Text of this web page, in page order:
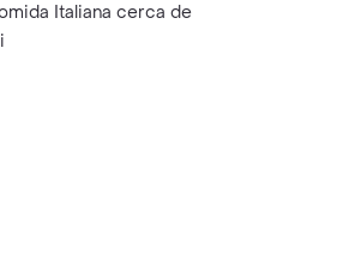
Italiana cerca de